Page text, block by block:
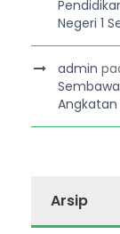
Negeri 1
admin
Angkatan
Arsip